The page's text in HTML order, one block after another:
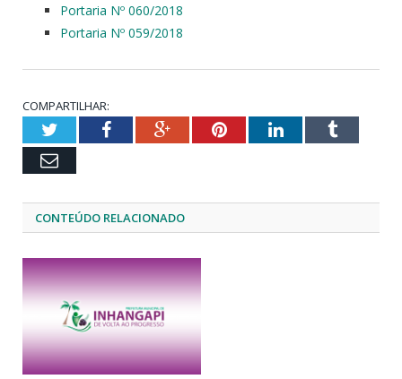
Portaria Nº 060/2018
Portaria Nº 059/2018
COMPARTILHAR:
TwitterFacebookGoogle+PinterestLinkedInTumblr
Email
CONTEÚDO RELACIONADO